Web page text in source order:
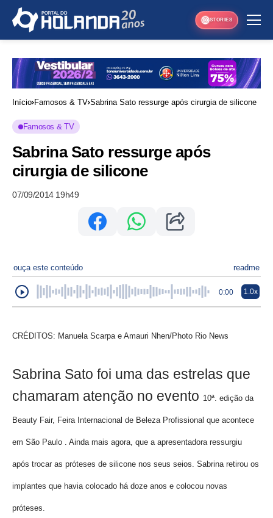
STORIES
Início Famosos & TV Sabrina Sato ressurge após cirurgia de silicone
Famosos & TV
Sabrina Sato ressurge após
cirurgia de silicone
07/09/2014 19h49
ouça este conteúdo readme
0:00 1.0x
CRÉDITOS: Manuela Scarpa e Amauri Nhen/Photo Rio News
Sabrina Sato foi uma das estrelas que
chamaram atenção no evento 10ª. edição da
Beauty Fair, Feira Internacional de Beleza Profissional que acontece
em São Paulo . Ainda mais agora, que a apresentadora ressurgiu
após trocar as próteses de silicone nos seus seios. Sabrina retirou os
implantes que havia colocado há doze anos e colocou novas
próteses.